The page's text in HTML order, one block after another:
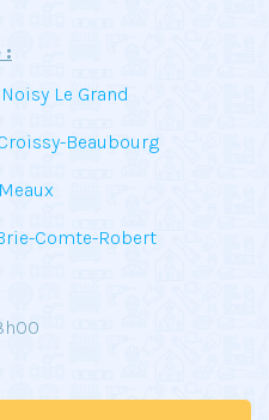
:
Le Grand
Beaubourg
Comte-Robert